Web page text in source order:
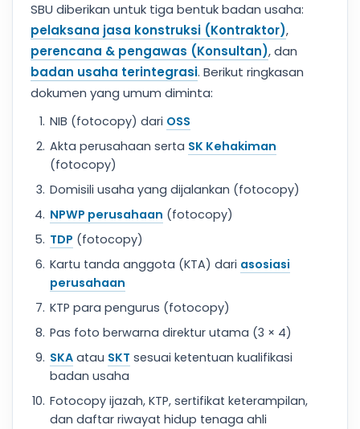
SBU diberikan untuk tiga bentuk badan usaha:
pelaksana jasa konstruksi (Kontraktor),
perencana & pengawas (Konsultan), dan
badan usaha terintegrasi. Berikut ringkasan
dokumen yang umum diminta:
NIB (fotocopy) dari OSS
Akta perusahaan serta SK Kehakiman
(fotocopy)
Domisili usaha yang dijalankan (fotocopy)
NPWP perusahaan (fotocopy)
TDP (fotocopy)
Kartu tanda anggota (KTA) dari asosiasi
perusahaan
KTP para pengurus (fotocopy)
Pas foto berwarna direktur utama (3 × 4)
SKA atau SKT sesuai ketentuan kualifikasi
badan usaha
Fotocopy ijazah, KTP, sertifikat keterampilan,
dan daftar riwayat hidup tenaga ahli